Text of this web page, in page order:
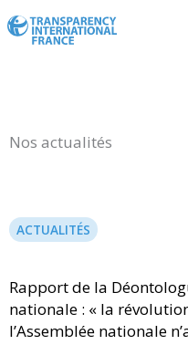
au
Nos actualités
ACTUALITÉS
Rapport de la
nationale : « la
l’Assemblée nationale